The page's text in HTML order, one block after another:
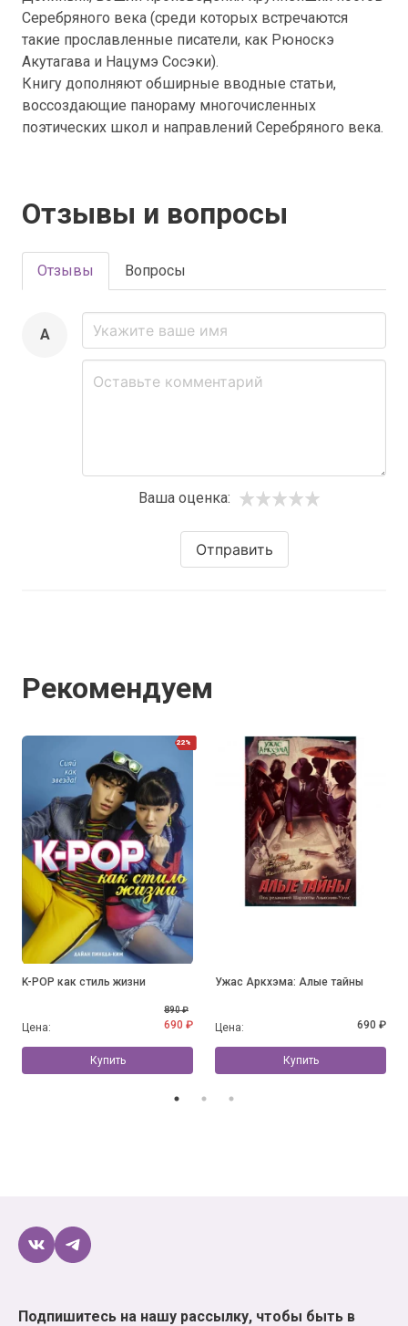
Серебряного века (среди которых встречаются
такие прославленные писатели, как Рюноскэ
Акутагава и Нацумэ Сосэки).
Книгу дополняют обширные вводные статьи,
воссоздающие панораму многочисленных
поэтических школ и направлений Серебряного века.
Отзывы и вопросы
Отзывы Вопросы
A
Ваша оценка:
Отправить
Рекомендуем
22%
K-POP как стиль жизни
Цена:
890 ₽
690 ₽
Купить
Ужас Аркхэма: Алые тайны
Цена: 690 ₽
Купить
Подпишитесь на нашу рассылку, чтобы быть в